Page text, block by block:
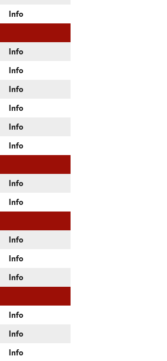
Info
Info
Info
Info
Info
Info
Info
Info
Info
Info
Info
Info
Info
Info
Info